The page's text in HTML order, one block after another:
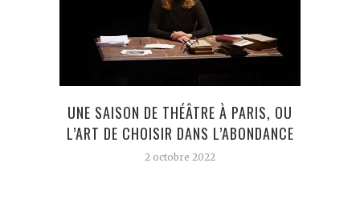
UNE SAISON DE THÉÂTRE À PARIS, OU
L’ART DE CHOISIR DANS L’ABONDANCE
2 octobre 2022